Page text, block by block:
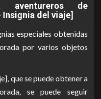
aventureros de
del viaje]
especiales obtenidas
por varios objetos
que se puede obtener a
se puede seguir